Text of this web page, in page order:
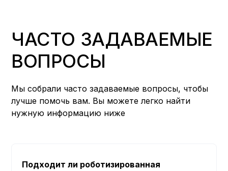
ЧАСТО ЗАДАВАЕМЫЕ
ВОПРОСЫ
Мы собрали часто задаваемые вопросы, чтобы
лучше помочь вам. Вы можете легко найти
нужную информацию ниже
Подходит ли роботизированная